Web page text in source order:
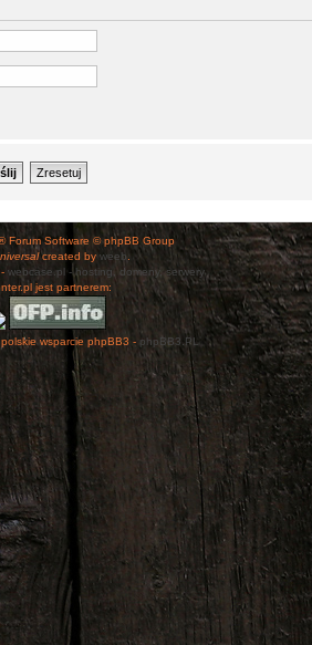
Forum Software © phpBB Group
created by weeb
webcase.pl - hosting, domeny, serwery
jest partnerem:
wsparcie phpBB3 - phpBB3.PL